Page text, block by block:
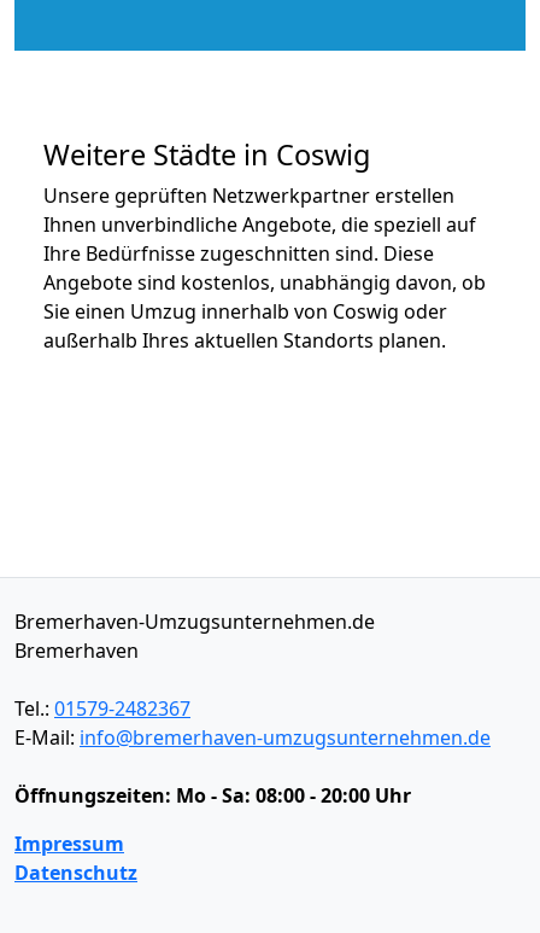
Weitere Städte in Coswig
Unsere geprüften Netzwerkpartner erstellen
Ihnen unverbindliche Angebote, die speziell auf
Ihre Bedürfnisse zugeschnitten sind. Diese
Angebote sind kostenlos, unabhängig davon, ob
Sie einen Umzug innerhalb von Coswig oder
außerhalb Ihres aktuellen Standorts planen.
Bremerhaven-Umzugsunternehmen.de
Bremerhaven
Tel.: 01579-2482367
E-Mail: info@bremerhaven-umzugsunternehmen.de
Öffnungszeiten: Mo - Sa: 08:00 - 20:00 Uhr
Impressum
Datenschutz